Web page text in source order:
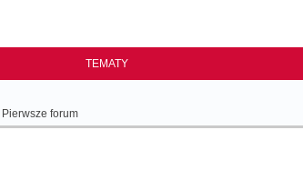
TEMATY
Pierwsze forum